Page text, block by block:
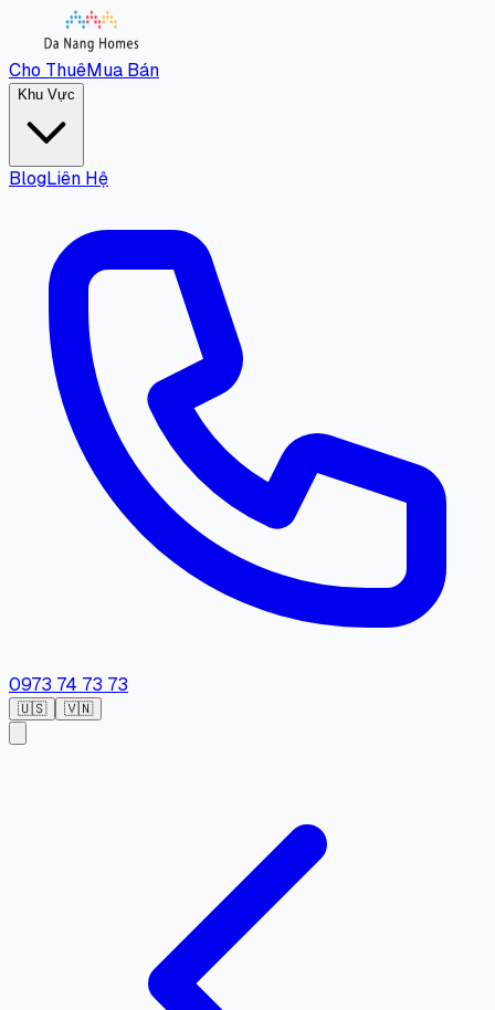
Cho ThuêMua Bán
Khu Vực
BlogLiên Hệ
0973 74 73 73
🇺🇸 🇻🇳